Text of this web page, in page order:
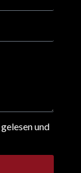
gelesen und